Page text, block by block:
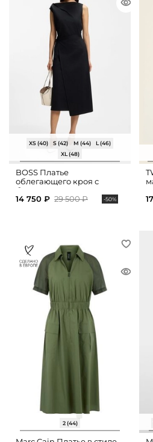
XS (40) S (42) M (44)
L (46)
XL (48)
BOSS Платье
облегающего кроя с
боковыми разрезами
14 750 ₽ 29 500 ₽ -50%
2 (44)